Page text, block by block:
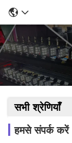
सभी श्रेणियाँ
हमसे संपर्क करें